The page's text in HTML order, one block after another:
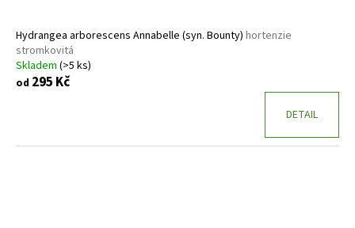
ů
Hydrangea arborescens Annabelle (syn. Bounty) hortenzie
stromkovitá
Skladem (>5 ks)
od 295 Kč
DETAIL